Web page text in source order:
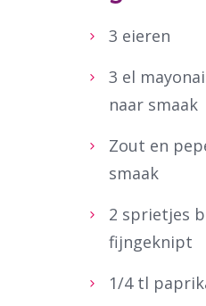
3 eieren
3 el
naar smaak
Zout en
smaak
2 sprietjes
fijngeknipt
1/4 tl